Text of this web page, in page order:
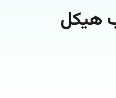
هيكل